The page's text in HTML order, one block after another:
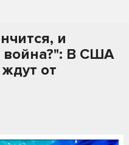
и
война?": В США
от